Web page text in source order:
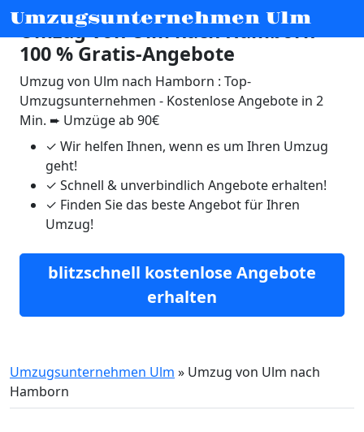
Umzugsunternehmen Ulm
Umzug von Ulm nach Hamborn ☛
100 % Gratis-Angebote
Umzug von Ulm nach Hamborn : Top-
Umzugsunternehmen - Kostenlose Angebote in 2
Min. ➨ Umzüge ab 90€
✓ Wir helfen Ihnen, wenn es um Ihren Umzug
geht!
✓ Schnell & unverbindlich Angebote erhalten!
✓ Finden Sie das beste Angebot für Ihren
Umzug!
blitzschnell kostenlose Angebote
erhalten
Umzugsunternehmen Ulm » Umzug von Ulm nach
Hamborn